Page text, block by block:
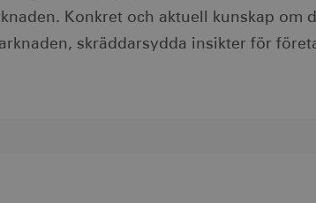
Konkret och aktuell kunskap om
skräddarsydda insikter för